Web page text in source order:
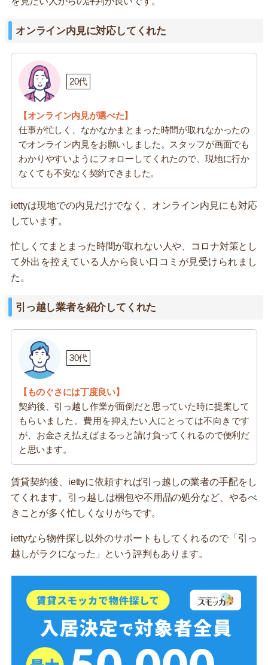
オンライン内見に対応してくれた
20代
【オンライン内見が選べた】
仕事が忙しく、なかなかまとまった時間が取れなかったの
でオンライン内見をお願いしました。スタッフが画面でも
わかりやすいようにフォローしてくれたので、現地に行か
なくても不安なく契約できました。
iettyは現地での内見だけでなく、オンライン内見にも対応
しています。
忙しくてまとまった時間が取れない人や、コロナ対策とし
て外出を控えている人から良い口コミが見受けられまし
た。
引っ越し業者を紹介してくれた
30代
【ものぐさには丁度良い】
契約後、引っ越し作業が面倒だと思っていた時に提案して
もらいました。費用を抑えたい人にとっては不向きです
が、お金さえ払えばまるっと請け負ってくれるので便利だ
と思います。
賃貸契約後、iettyに依頼すれば引っ越しの業者の手配をし
てくれます。引っ越しは梱包や不用品の処分など、やるべ
きことが多く忙しくなりがちです。
iettyなら物件探し以外のサポートもしてくれるので「引っ
越しがラクになった」という評判もあります。